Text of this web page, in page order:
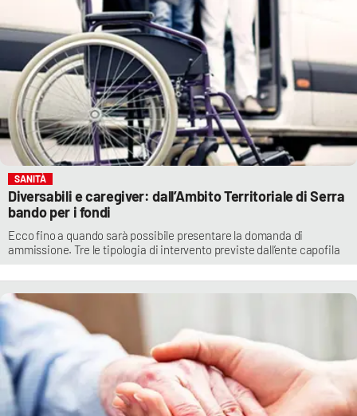
SANITÀ
Diversabili e caregiver: dall’Ambito Territoriale di Serra
bando per i fondi
Ecco fino a quando sarà possibile presentare la domanda di
ammissione. Tre le tipologia di intervento previste dall’ente capofila